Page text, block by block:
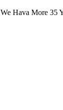
We Hava More 35